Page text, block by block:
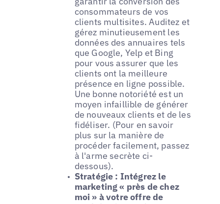
consommateurs de vos
clients multisites. Auditez et
gérez minutieusement les
données des annuaires tels
que Google, Yelp et Bing
pour vous assurer que les
clients ont la meilleure
présence en ligne possible.
Une bonne notoriété est un
moyen infaillible de générer
de nouveaux clients et de les
fidéliser. (Pour en savoir
plus sur la manière de
procéder facilement, passez
à l'arme secrète ci-
dessous).
Stratégie : Intégrez le
marketing « près de chez
moi » à votre offre de